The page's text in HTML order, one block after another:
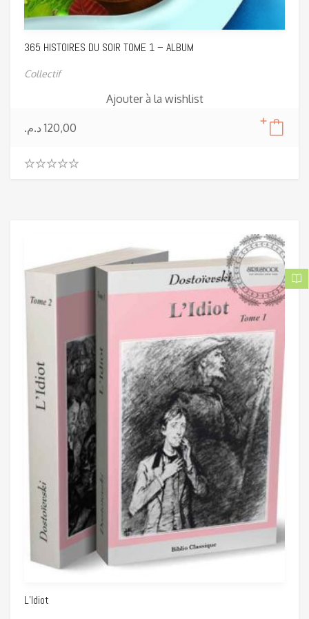
365 HISTOIRES DU SOIR TOME 1 – ALBUM
Collectif
Ajouter à la wishlist
120,00 د.م.
f
L’Idiot